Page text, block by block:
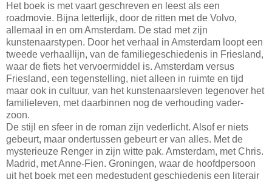
Het boek is met vaart geschreven en leest als een
roadmovie. Bijna letterlijk, door de ritten met de Volvo,
allemaal in en om Amsterdam. De stad met zijn
kunstenaarstypen. Door het verhaal in Amsterdam loopt een
tweede verhaallijn, van de familiegeschiedenis in Friesland,
waar de fiets het vervoermiddel is. Amsterdam versus
Friesland, een tegenstelling, niet alleen in ruimte en tijd
maar ook in cultuur, van het kunstenaarsleven tegenover het
familieleven, met daarbinnen nog de verhouding vader-
zoon.
De stijl en sfeer in de roman zijn vederlicht. Alsof er niets
gebeurt, maar ondertussen gebeurt er van alles. Met de
mysterieuze Renger in zijn witte pak. Amsterdam, met Chris.
Madrid, met Anne-Fien. Groningen, waar de hoofdpersoon
uit het boek met een medestudent geschiedenis een literair